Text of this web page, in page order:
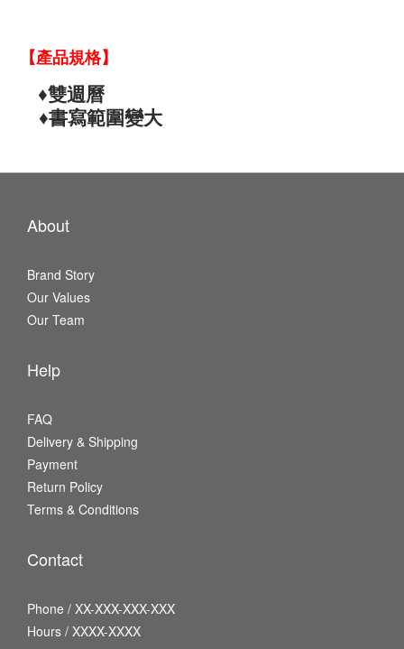
【產品規格】
♦雙週曆
♦書寫範圍變大
About
Brand Story
Our Values
Our Team
Help
FAQ
Delivery & Shipping
Payment
Return Policy
Terms & Conditions
Contact
Phone / XX-XXX-XXX-XXX
Hours / XXXX-XXXX